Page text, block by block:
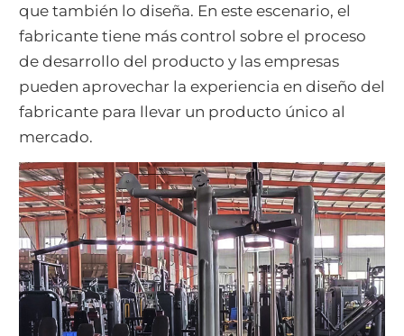
que también lo diseña. En este escenario, el
fabricante tiene más control sobre el proceso
de desarrollo del producto y las empresas
pueden aprovechar la experiencia en diseño del
fabricante para llevar un producto único al
mercado.